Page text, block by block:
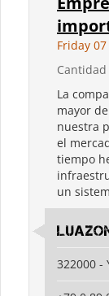
Friday
Cantidad
La
mayor
nuestra
el
tiempo
un
322000 -